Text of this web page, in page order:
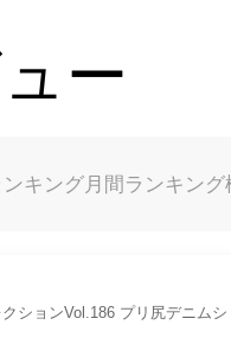
ー
キング月間ランキング
ションVol.186 プリ尻デニムシ